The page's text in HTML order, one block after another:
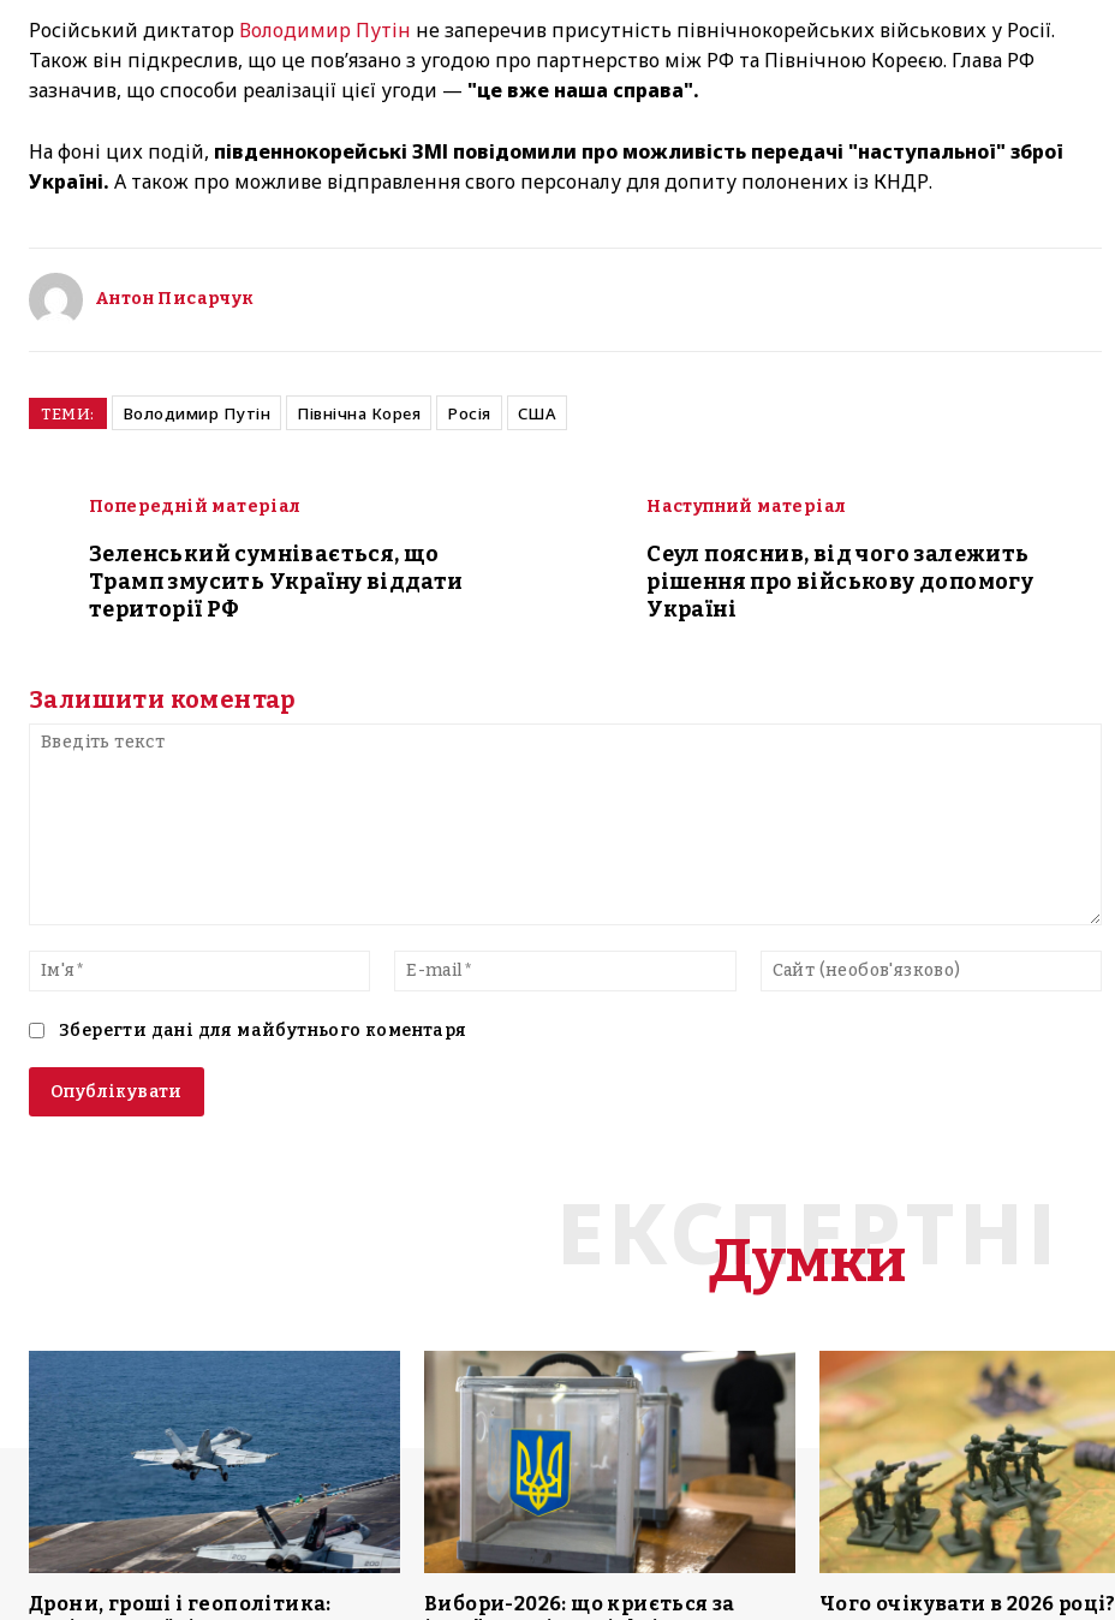
Російський диктатор Володимир Путін не заперечив присутність північнокорейських військових у Росії.
Також він підкреслив, що це пов’язано з угодою про партнерство між РФ та Північною Кореєю. Глава РФ
зазначив, що способи реалізації цієї угоди — "це вже наша справа".
На фоні цих подій, південнокорейські ЗМІ повідомили про можливість передачі "наступальної" зброї
Україні. А також про можливе відправлення свого персоналу для допиту полонених із КНДР.
Антон Писарчук
ТЕМИ: Володимир Путін Північна Корея Росія США
Попередній матеріал
Зеленський сумнівається, що
Трамп змусить Україну віддати
території РФ
Наступний матеріал
Сеул пояснив, від чого залежить
рішення про військову допомогу
Україні
Залишити коментар
текст
Ім'я*
Зберегти дані для майбутнього коментаря
ЕКСПЕРТНІ
Думки
Дрони, гроші і геополітика:
Вибори-2026: що криється за
Чого очікувати в 2026 році?